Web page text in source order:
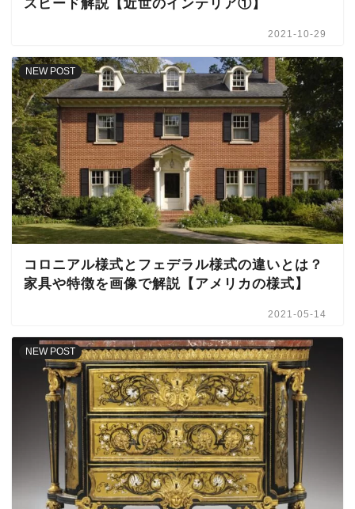
スピード解説【近世のインテリア①】
2021-10-29
NEW POST
コロニアル様式とフェデラル様式の違いとは？
家具や特徴を画像で解説【アメリカの様式】
2021-05-14
NEW POST